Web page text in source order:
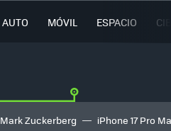
AUTO MÓVIL ESPACIO
Mark Zuckerberg iPhone 17 Pro